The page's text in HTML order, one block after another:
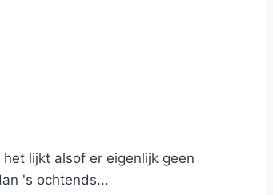
lijkt alsof er eigenlijk geen
's ochtends...